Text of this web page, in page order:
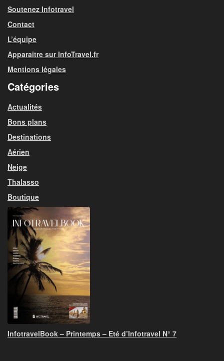
Soutenez Infotravel
Contact
L’équipe
Apparaitre sur InfoTravel.fr
Mentions légales
Catégories
Actualités
Bons plans
Destinations
Aérien
Neige
Thalasso
Boutique
InfotravelBook – Printemps – Eté d’Infotravel N° 7